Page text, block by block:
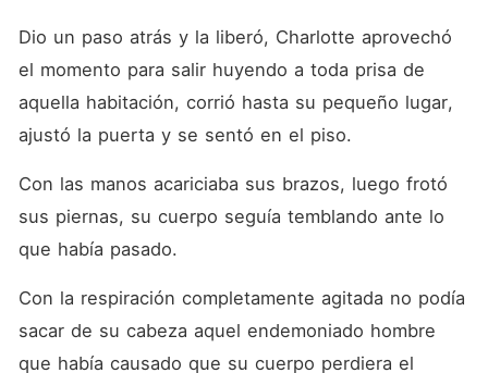
Dio un paso atrás y la liberó, Charlotte aprovechó
el momento para salir huyendo a toda prisa de
aquella habitación, corrió hasta su pequeño lugar,
ajustó la puerta y se sentó en el piso.
Con las manos acariciaba sus brazos, luego frotó
sus piernas, su cuerpo seguía temblando ante lo
que había pasado.
Con la respiración completamente agitada no podía
sacar de su cabeza aquel endemoniado hombre
que había causado que su cuerpo perdiera el